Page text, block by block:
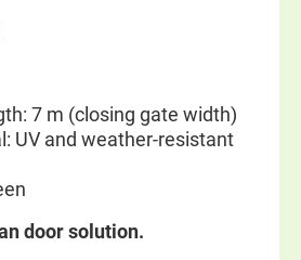
7 m (closing gate width)
UV and weather-resistant
door solution.